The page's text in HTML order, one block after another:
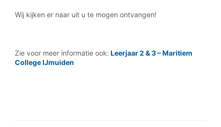
Wij kijken er naar uit u te mogen ontvangen!
Zie voor meer informatie ook: Leerjaar 2 & 3 – Maritiem
College IJmuiden